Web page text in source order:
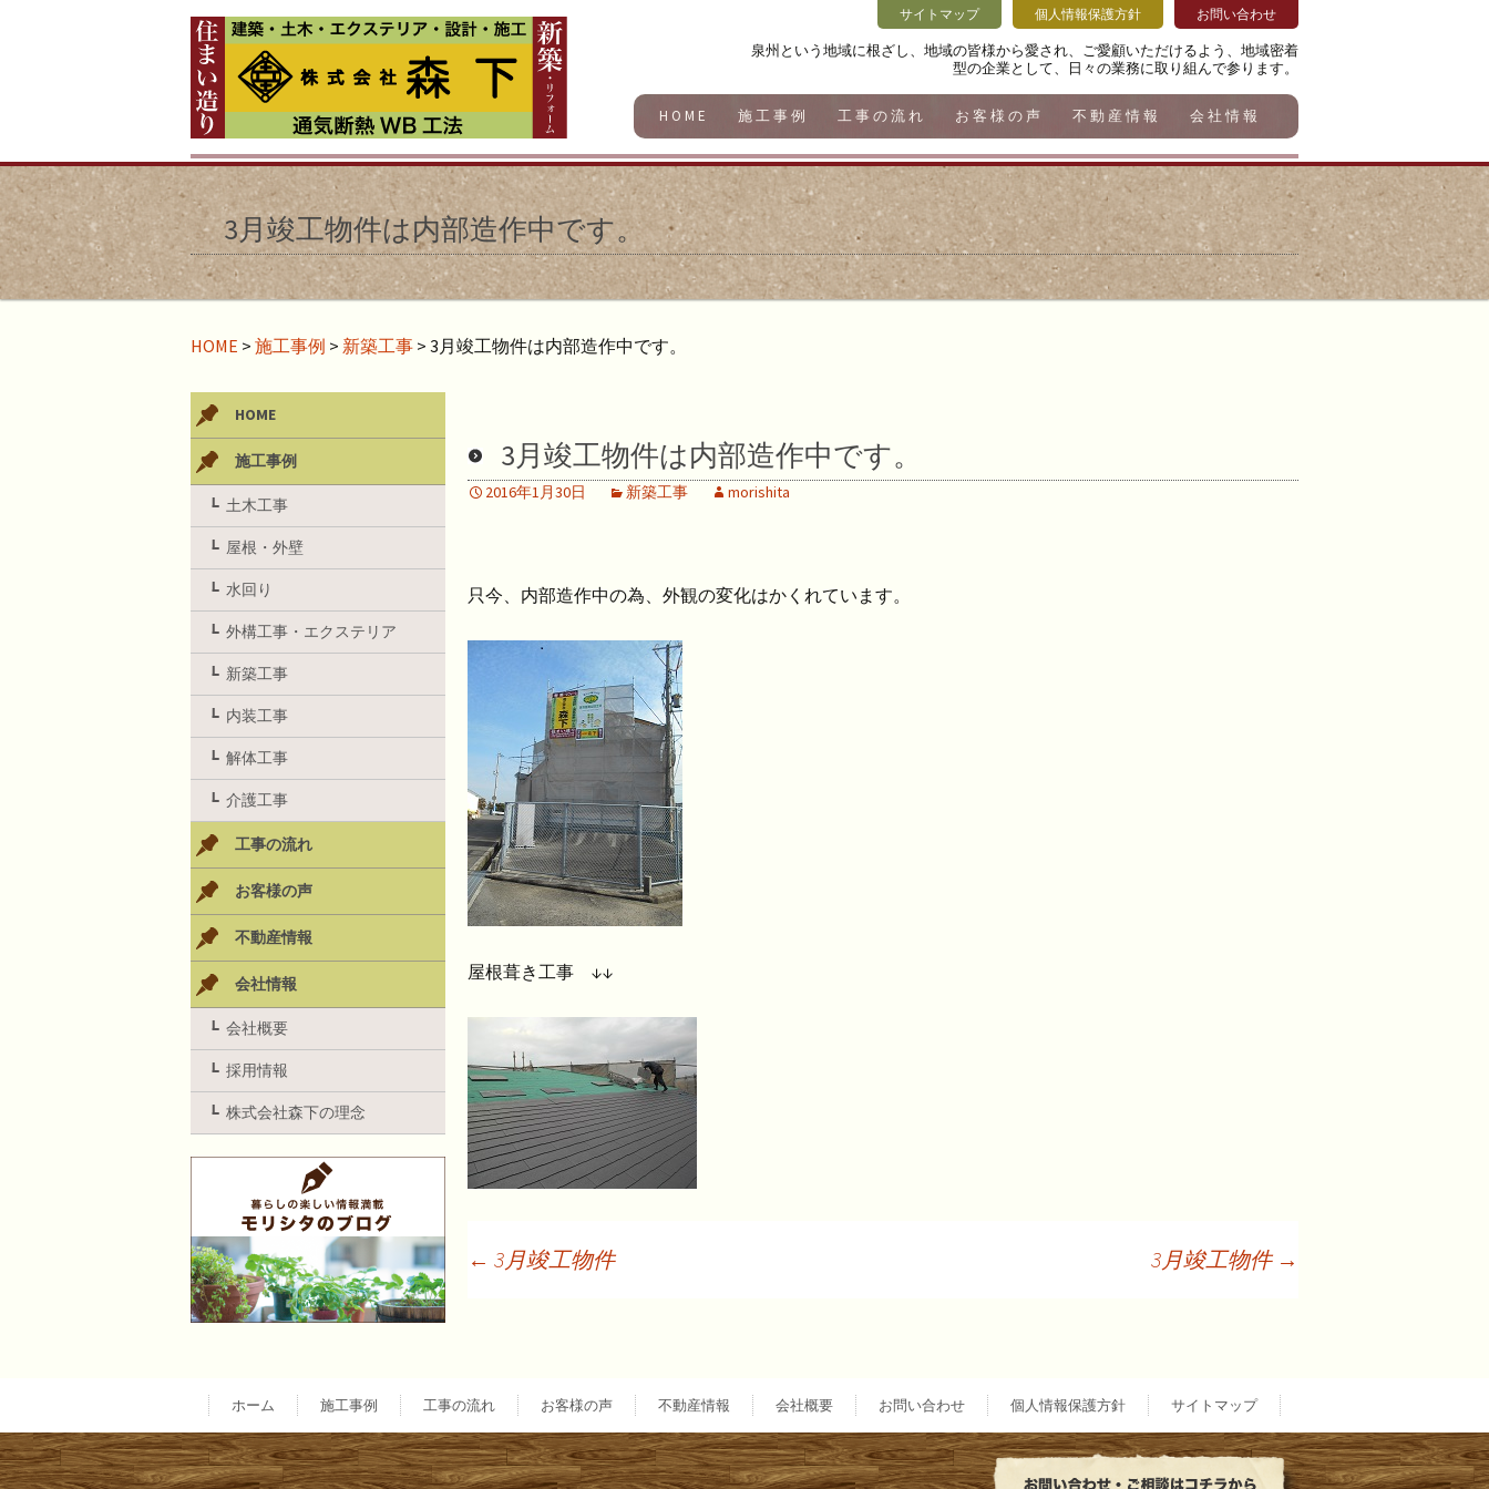
泉州という地域に根ざし、地域の皆様から愛され、ご愛顧いただけるよう、地域密着
型の企業として、日々の業務に取り組んで参ります。
サイトマップ 個人情報保護方針 お問い合わせ
HOME 施工事例 工事の流れ お客様の声 不動産情報 会社情報
3月竣工物件は内部造作中です。
HOME > 施工事例 > 新築工事 > 3月竣工物件は内部造作中です。
3月竣工物件は内部造作中です。
2016年1月30日 新築工事 morishita
只今、内部造作中の為、外観の変化はかくれています。
屋根葺き工事 ↓↓
稿
ナ
← 3月竣工物件 3月竣工物件 →
HOME
施工事例
土木工事
屋根・外壁
水回り
外構工事・エクステリア
新築工事
内装工事
解体工事
介護工事
工事の流れ
お客様の声
不動産情報
会社情報
会社概要
採用情報
株式会社森下の理念
ホーム 施工事例 工事の流れ お客様の声 不動産情報 会社概要 お問い合わせ 個人情報保護方針 サイトマップ